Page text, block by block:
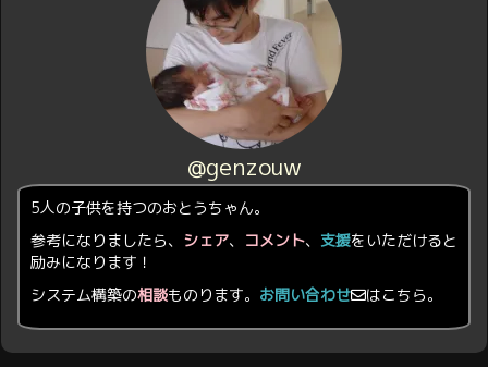
@genzouw
5人の子供を持つのおとうちゃん。
参考になりましたら、 シェア、 コメント、 支援をいただけると
励みになります！
システム構築の相談ものります。 お問い合わせ はこちら。